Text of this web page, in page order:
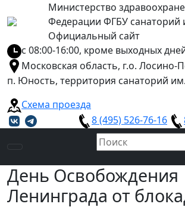
Министерство
Федерации ФГБУ санаторий
Официальный сайт
с 08:00-16:00, кроме выходных
Московская область, г.о. Лосино-
п. Юность, территория санаторий
Схема проезда
8 (495) 526-76-16
День Освобождения
Ленинграда от